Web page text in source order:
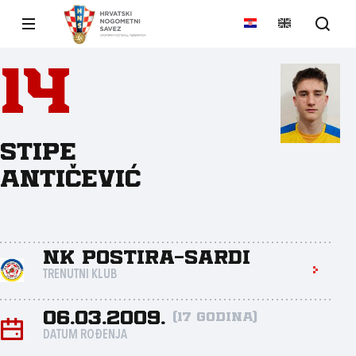
14
Stipe
Antičević
NK Postira-Sardi
TRENUTNI KLUB
06.03.2009. (17 godina)
DATUM ROĐENJA